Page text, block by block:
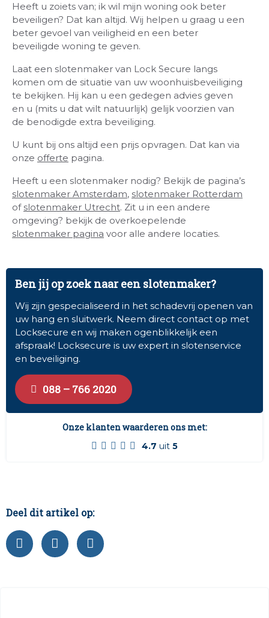
Heeft u zoiets van; ik wil mijn woning ook beter
beveiligen? Dat kan altijd. Wij helpen u graag u een
beter gevoel van veiligheid en een beter
beveiligde woning te geven.
Laat een slotenmaker van Lock Secure langs
komen om de situatie van uw woonhuisbeveiliging
te bekijken. Hij kan u een gedegen advies geven
en u (mits u dat wilt natuurlijk) gelijk voorzien van
de benodigde extra beveiliging.
U kunt bij ons altijd een prijs opvragen. Dat kan via
onze offerte pagina.
Heeft u een slotenmaker nodig? Bekijk de pagina’s
slotenmaker Amsterdam, slotenmaker Rotterdam
of slotenmaker Utrecht. Zit u in een andere
omgeving? bekijk de overkoepelende
slotenmaker pagina voor alle andere locaties.
Ben jij op zoek naar een slotenmaker?
Wij zijn gespecialiseerd in het schadevrij openen van
uw hang en sluitwerk. Neem direct contact op met
Locksecure en wij maken ogenblikkelijk een
afspraak! Locksecure is uw expert in slotenservice
en beveiliging.
088 – 766 2020
Onze klanten waarderen ons met:
4.7 uit 5
Deel dit artikel op: